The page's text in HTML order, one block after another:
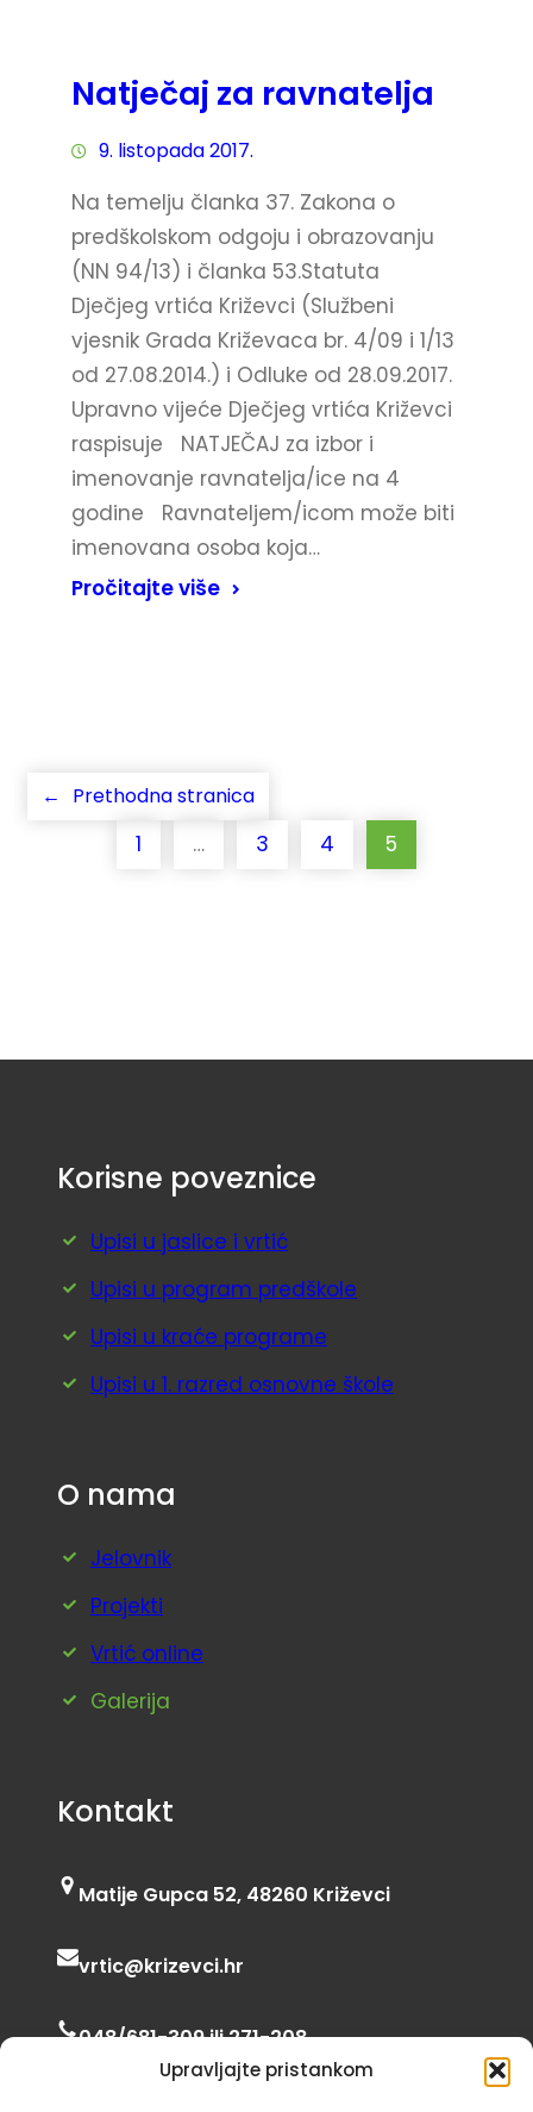
Upravljajte pristankom
Natječaj za ravnatelja
9. listopada 2017.
Na temelju članka 37. Zakona o
predškolskom odgoju i obrazovanju
(NN 94/13) i članka 53.Statuta
Dječjeg vrtića Križevci (Službeni
vjesnik Grada Križevaca br. 4/09 i 1/13
od 27.08.2014.) i Odluke od 28.09.2017.
Upravno vijeće Dječjeg vrtića Križevci
raspisuje NATJEČAJ za izbor i
imenovanje ravnatelja/ice na 4
godine Ravnateljem/icom može biti
imenovana osoba koja…
Pročitajte više
← Prethodna stranica
1 … 3 4 5
Korisne poveznice
Upisi u jaslice i vrtić
Upisi u program predškole
Upisi u kraće programe
Upisi u 1. razred osnovne škole
O nama
Jelovnik
Projekti
Vrtić online
Galerija
Kontakt
Matije Gupca 52, 48260 Križevci
vrtic@krizevci.hr
048/681-309 ili 271-208